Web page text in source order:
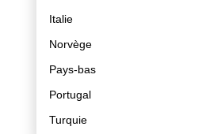
Italie
Norvège
Pays-bas
Portugal
Turquie